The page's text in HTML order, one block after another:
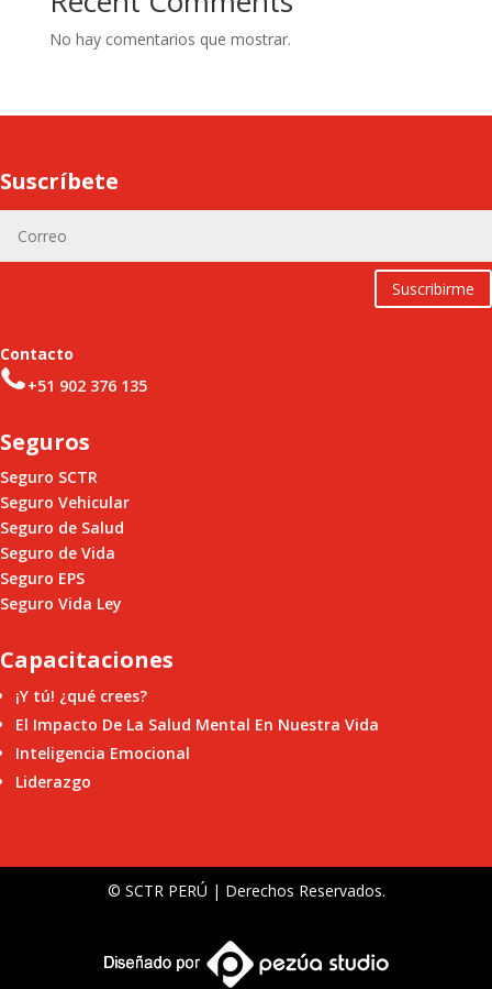
No hay comentarios que mostrar.
Suscríbete
Suscribirme
Contacto
+51 902 376 135
Seguros
Seguro SCTR
Seguro Vehicular
Seguro de Salud
Seguro de Vida
Seguro EPS
Seguro Vida Ley
Capacitaciones
¡Y tú! ¿qué crees?
El Impacto De La Salud Mental En Nuestra Vida
Inteligencia Emocional
Liderazgo
© SCTR PERÚ | Derechos Reservados.